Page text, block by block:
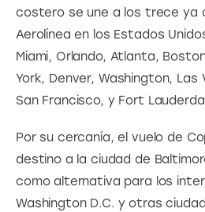
costero se une a los trece ya
Aerolínea en los Estados
Miami, Orlando, Atlanta,
York, Denver, Washington, Las
San Francisco, y Fort
Por su cercanía, el vuelo de
destino a la ciudad de
como alternativa para los
Washington D.C. y otras